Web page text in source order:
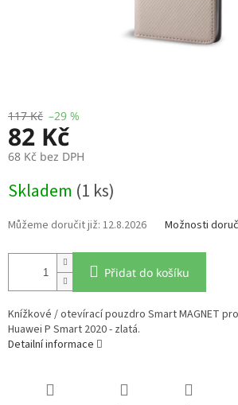
117 Kč –29 %
82 Kč
68 Kč bez DPH
cena:
Skladem (1 ks)
12.8.2026 Možnosti
Přidat do košíku
Knížkové / otevírací pouzdro Smart MAGNET
Huawei P Smart 2020 - zlatá.
Detailní informace